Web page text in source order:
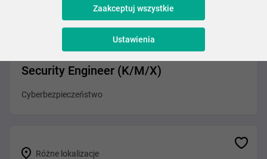
Kraków
Inżynier bezpieczeństwa sieci/ Network
Security Engineer (K/M/X)
Cyberbezpieczeństwo
Różne lokalizacje
Zaakceptuj wszystkie
Ustawienia